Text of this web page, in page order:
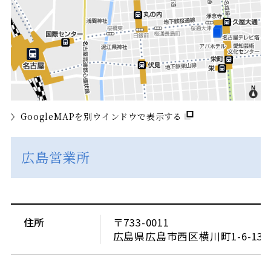
GoogleMAPを別ウインドウで表示する
広島営業所
住所
〒733-0011
広島県広島市西区横川町1-6-